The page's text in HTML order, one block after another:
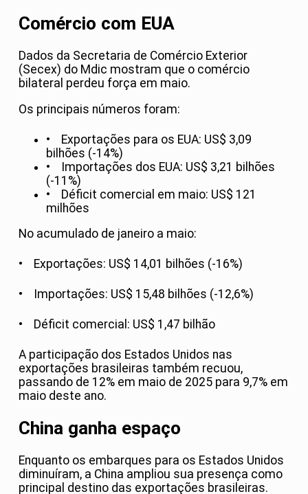
Comércio com EUA
Dados da Secretaria de Comércio Exterior
(Secex) do Mdic mostram que o comércio
bilateral perdeu força em maio.
Os principais números foram:
• Exportações para os EUA: US$ 3,09
bilhões (-14%)
• Importações dos EUA: US$ 3,21 bilhões
(-11%)
• Déficit comercial em maio: US$ 121
milhões
No acumulado de janeiro a maio:
• Exportações: US$ 14,01 bilhões (-16%)
• Importações: US$ 15,48 bilhões (-12,6%)
• Déficit comercial: US$ 1,47 bilhão
A participação dos Estados Unidos nas
exportações brasileiras também recuou,
passando de 12% em maio de 2025 para 9,7% em
maio deste ano.
China ganha espaço
Enquanto os embarques para os Estados Unidos
diminuíram, a China ampliou sua presença como
principal destino das exportações brasileiras.